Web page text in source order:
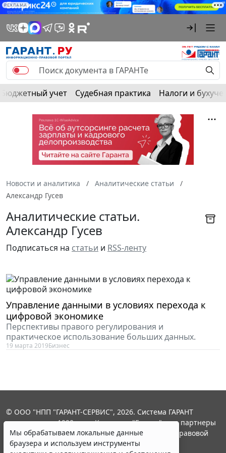
РЕКЛАМА
Бюджетный учет Судебная практика Налоги и
Новости и аналитика
Аналитические статьи
Александр Гусев
Аналитические статьи.
Александр Гусев
Подписаться на статьи и RSS-ленту
Управление данными в условиях перехода к
цифровой экономике
Перспективы правого регулирования и
практическое использование больших данных.
19 марта 2019Бизнес
Мы обрабатываем локальные данные
браузера и используем инструменты
© ООО "НПП "ГАРАНТ-СЕРВИС", 2026. Система ГАРАНТ
выпускается с 1990 года. Компания "Гарант" и ее партнеры
являются участниками Российской ассоциации правовой
информации ГАРАНТ.